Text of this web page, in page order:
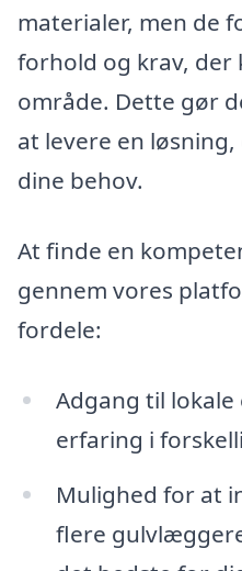
materialer, men de
forhold og krav, der
område. Dette gør
at levere en
dine behov.
At finde en
gennem vores
fordele:
Adgang til
erfaring i
Mulighed for at
flere